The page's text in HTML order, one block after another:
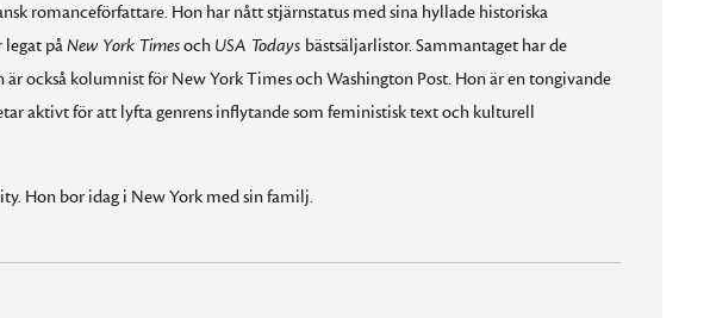
romanceförfattare. Hon har nått stjärnstatus med sina hyllade historiska
legat påNew York Timesoch USA Todays bästsäljarlistor. Sammantaget har de
också kolumnist för New York Times och Washington Post. Hon är en tongivande
aktivt för att lyfta genrens inflytande som feministisk text och kulturell
Hon bor idag i New York med sin familj.